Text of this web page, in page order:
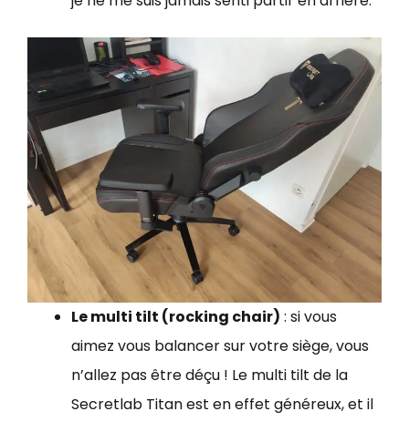
Le multi tilt (rocking chair) : si vous
aimez vous balancer sur votre siège, vous
n’allez pas être déçu ! Le multi tilt de la
Secretlab Titan est en effet généreux, et il